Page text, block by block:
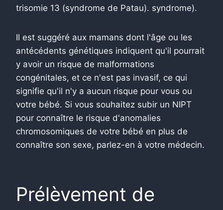
trisomie 13 (syndrome de Patau). syndrome).
Il est suggéré aux mamans dont l'âge ou les
antécédents génétiques indiquent qu'il pourrait
y avoir un risque de malformations
congénitales, et ce n'est pas invasif, ce qui
signifie qu'il n'y a aucun risque pour vous ou
votre bébé. Si vous souhaitez subir un NIPT
pour connaître le risque d'anomalies
chromosomiques de votre bébé en plus de
connaître son sexe, parlez-en à votre médecin.
Prélèvement de